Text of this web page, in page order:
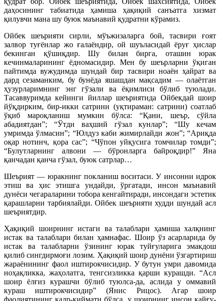
даҳосининг табиатида ҳамиша ҳақиқий санъатга хизмат
қилувчи мана шу буюк маънавий қудратни кўрамиз.
Ойбек шеърияти сирли, мўъжизаларга бой, тасвири ғоят
залвор туғёнлар жо ғалаёндир, ой шуъласидай ёруғ ҳислар
бекинган қўшиқдир. Шу билан бирга, оташин юрак
кечинмаларининг ёдномасидир. Мен бу шеърларни ўқиган
пайтимда вужудимда шундай бир тасвири ноаён ҳайрат ва
дард сезаманким, бу бунёда яшашдан мақсадим — олаётган
ҳузурларимнинг энг гўзали ва ёқимлиси бўлиб туюлади.
Тасаввуримда кейинги йиллар шеъриятида Ойбекдай шоир
йўқдирким, бир-икки сатрини (уқтираман: сатрини) соатлаб
ўқиб мароқланиш мумкин бўлса: “Қани, шеър, сўйла
абадиятдан”; “Ўтди ваҳший гўзал кунлар”; “Шу кечам
умримда ўлмасин”; “Юлдуз каби жимирлайди жон”; “Ариқда
оқар нотинч, қора сас”; “Чўпон уйқусига томчилар томди”;
“Булутларнинг алвони — бўронларга байроқдир!” Яна
қанчадан қанча гўзал, буюк сатрлар…
Шеърият — юракнинг покланиш воситаси. У инсонни идрок
этиш ва ҳис этишга ундайди, ўргатади, инсон маънавий
дунёси чегараларини тобора кенгайтиради, инсондаги эстетик
қарашларни тарбиялайди. Ойбек шеърияти худди шундай асл
шеъриятдир.
Ҳақиқий шоирнинг истаги ва талаблари ҳамиша халқнинг
истак ва талаблари билан ҳамнафас. Шоир ўз асарларида бу
истак ва талабларни ўзининг юрак туйғуларига эмакдош
қилиб сингдирмоғи лозим. Ҳақиқий шоир дунёни ўзгартириш
жараёнининг фаол иштирокчисидир. У бутун умри давомида
ноҳақликка, жаҳолатга, тенгсизликка қарши курашди. “Асл
шоир ёлғиз курашчи бўлиб туюлса-да, аслида у оммавий
кураш иштирокчисидир” (Янис Рицос). Агар шоир
фаолиятининг қадр-қиймати бўлса, у шоирнинг инсон қайғу-